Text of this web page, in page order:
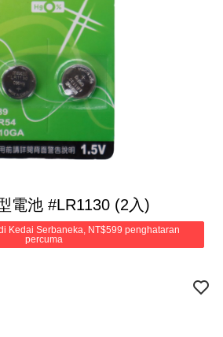
電池 #LR1130 (2入)
Kedai Serbaneka, NT$599 penghataran
percuma